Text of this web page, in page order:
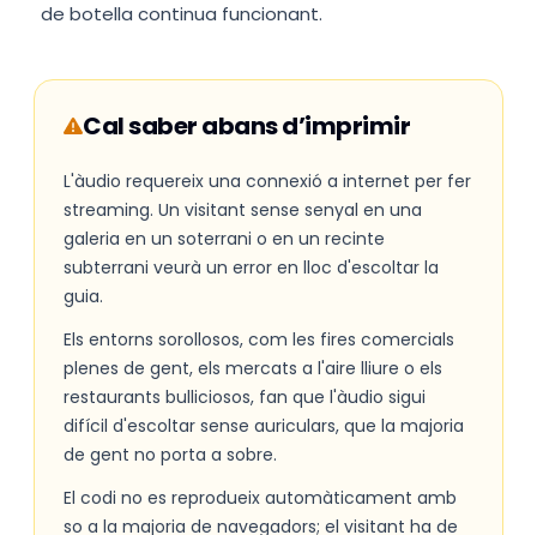
de botella continua funcionant.
Cal saber abans d’imprimir
L'àudio requereix una connexió a internet per fer
streaming. Un visitant sense senyal en una
galeria en un soterrani o en un recinte
subterrani veurà un error en lloc d'escoltar la
guia.
Els entorns sorollosos, com les fires comercials
plenes de gent, els mercats a l'aire lliure o els
restaurants bulliciosos, fan que l'àudio sigui
difícil d'escoltar sense auriculars, que la majoria
de gent no porta a sobre.
El codi no es reprodueix automàticament amb
so a la majoria de navegadors; el visitant ha de